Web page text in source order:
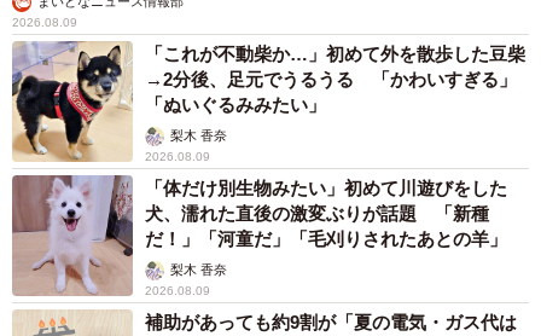
2026.08.09
「これが不動柴か…」初めて外を散歩した豆柴
→2分後、足元でうるうる 「かわいすぎる」
「ぬいぐるみみたい」
梨木 香奈
2026.08.09
「体だけ別生物みたい」初めて川遊びをした
犬、濡れた直後の激変ぶりが話題 「新種
だ！」「河童だ」「毛刈りされたあとの羊」
梨木 香奈
2026.08.09
補助があっても約9割が「夏の電気・ガス代は